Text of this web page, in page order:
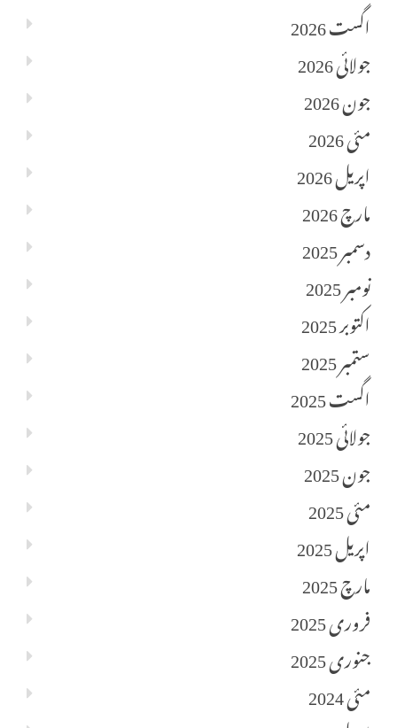
اگست 2026
جولائی 2026
جون 2026
مئی 2026
اپریل 2026
مارچ 2026
دسمبر 2025
نومبر 2025
اکتوبر 2025
ستمبر 2025
اگست 2025
جولائی 2025
جون 2025
مئی 2025
اپریل 2025
مارچ 2025
فروری 2025
جنوری 2025
مئی 2024